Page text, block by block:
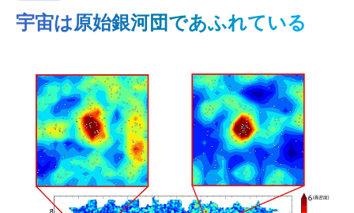
宇宙は原始銀河団であふれている